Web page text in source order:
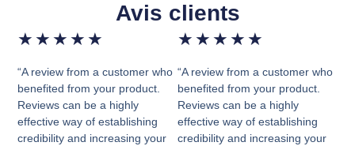
Avis clients
★ ★ ★ ★ ★
“A review from a customer who
benefited from your product.
Reviews can be a highly
effective way of establishing
credibility and increasing your
★ ★ ★ ★ ★
“A review from a customer who
benefited from your product.
Reviews can be a highly
effective way of establishing
credibility and increasing your